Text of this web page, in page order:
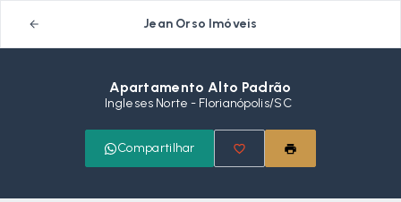
Jean Orso Imóveis
Apartamento Alto Padrão
Ingleses Norte - Florianópolis/SC
Compartilhar